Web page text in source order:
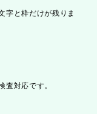
字と枠だけが残りま
査対応です。